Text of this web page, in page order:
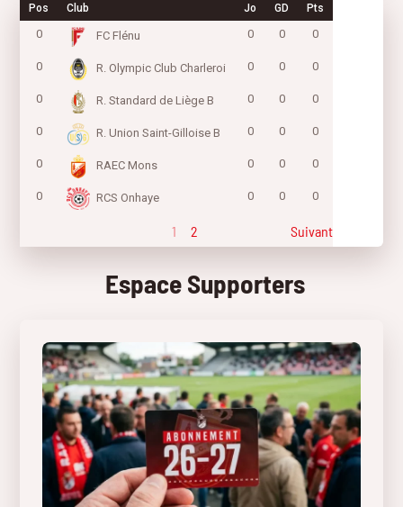
Pos Club Jo GD Pts
0 FC Flénu 0 0 0
0 R. Olympic Club Charleroi 0 0 0
0 R. Standard de Liège B 0 0 0
0 R. Union Saint-Gilloise B 0 0 0
0 RAEC Mons 0 0 0
0 RCS Onhaye 0 0 0
1 2 Suivant
Espace Supporters